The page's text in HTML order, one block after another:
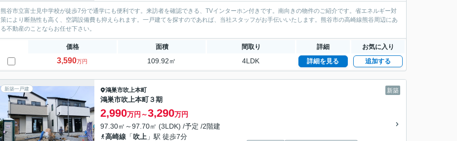
熊谷市立富士見中学校が徒歩7分で通学にも便利です。来訪者を確認できる、TVインターホン付きです。南向きの物件のご紹介です。省エネルギー対
策により断熱性も高く、空調設備費も抑えられます。一戸建てを探すのであれば、当社スタッフがお手伝いいたします。熊谷市の高崎線熊谷周辺にあ
る不動産のことならお任せ下さい。
価格 面積 間取り 詳細 お気に入り
3,590万円 109.92㎡ 4LDK 詳細を見る 追加する
新築一戸建 新築
鴻巣市吹上本町
鴻巣市吹上本町３期
2,990万円～3,290万円
97.30㎡～97.70㎡ (3LDK) /予定 /2階建
高崎線 「吹上 」駅 徒歩7分